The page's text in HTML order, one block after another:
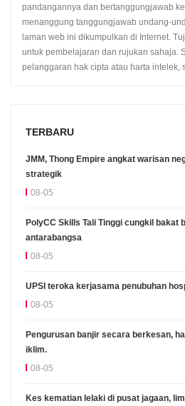
pandangannya dan bertanggungjawab
menanggung tanggungjawab undang-
laman web ini dikumpulkan di Internet.
untuk pembelajaran dan rujukan sahaja.
pelanggaran hak cipta atau harta intelek,
TERBARU
JMM, Thong Empire angkat warisan
strategik
08-05
PolyCC Skills Tali Tinggi cungkil bakat
antarabangsa
08-05
UPSI teroka kerjasama penubuhan
08-05
Pengurusan banjir secara berkesan,
iklim.
08-05
Kes kematian lelaki di pusat jagaan,